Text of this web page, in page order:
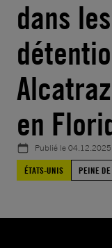
dans
en
Publié le04.12.2025
ÉTATS-UNIS
PEINE DE